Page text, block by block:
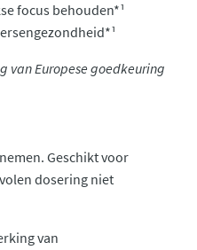
focus behouden*¹
van Europese goedkeuring
Geschikt voor
dosering niet
van